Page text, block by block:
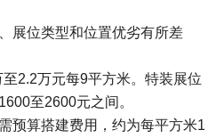
展位类型和位置优劣有所差
2.2万元每9平方米。特装展位
至2600元之间。
预算搭建费用，约为每平方米1